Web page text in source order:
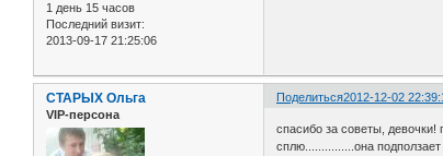
1 день 15 часов
Последний визит:
2013-09-17 21:25:06
Поделиться2012-12-02
СТАРЫХ Ольга
VIP-персона
спасибо за советы, девочки!
сплю...............она